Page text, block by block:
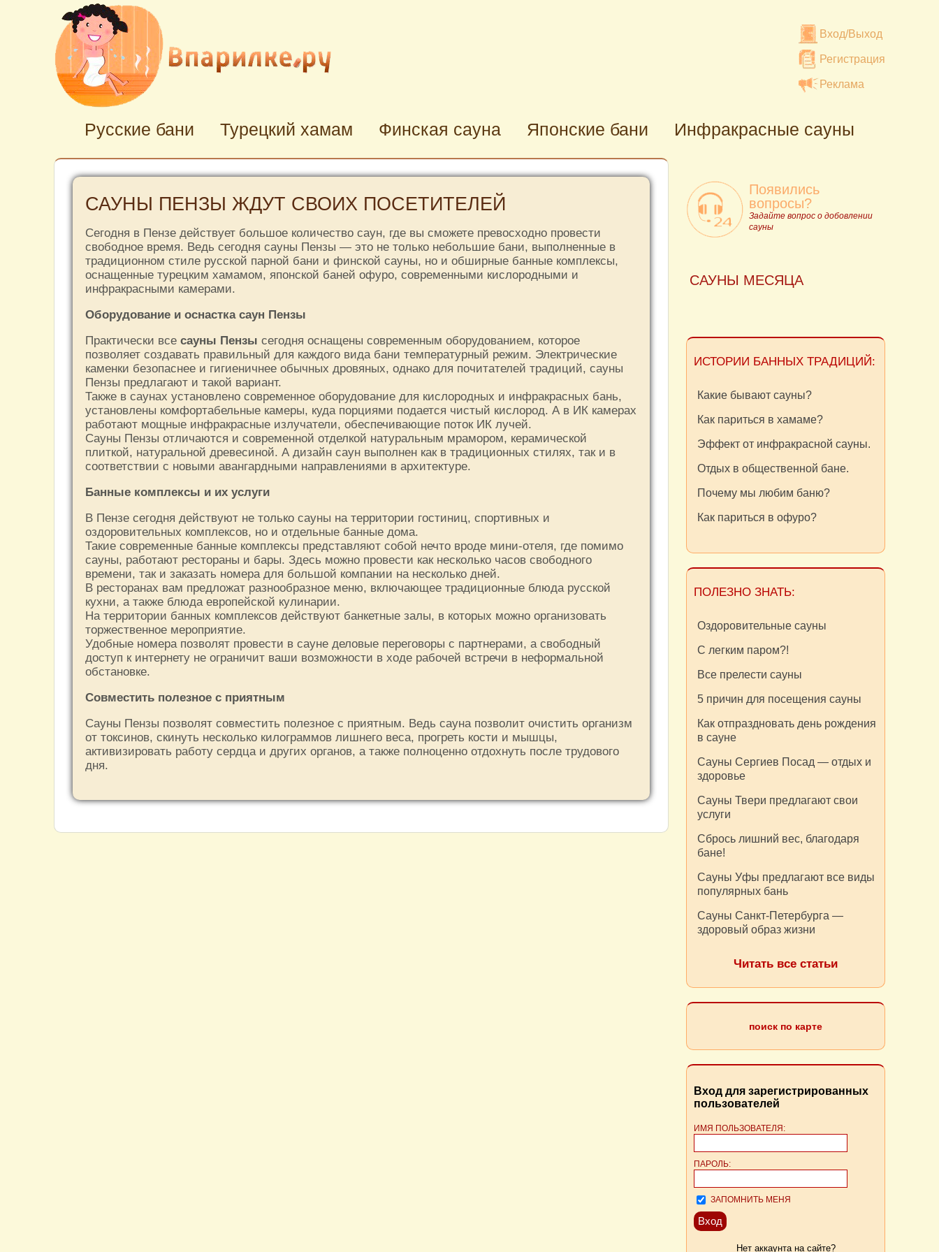
Вход/Выход
Регистрация
Реклама
Русские бани Турецкий хамам Финская сауна Японские бани Инфракрасные сауны
САУНЫ ПЕНЗЫ ЖДУТ СВОИХ ПОСЕТИТЕЛЕЙ
Сегодня в Пензе действует большое количество саун, где вы сможете превосходно провести
свободное время. Ведь сегодня сауны Пензы — это не только небольшие бани, выполненные в
традиционном стиле русской парной бани и финской сауны, но и обширные банные комплексы,
оснащенные турецким хамамом, японской баней офуро, современными кислородными и
инфракрасными камерами.
Оборудование и оснастка саун Пензы
Практически все сауны Пензы сегодня оснащены современным оборудованием, которое
позволяет создавать правильный для каждого вида бани температурный режим. Электрические
каменки безопаснее и гигиеничнее обычных дровяных, однако для почитателей традиций, сауны
Пензы предлагают и такой вариант.
Также в саунах установлено современное оборудование для кислородных и инфракрасных бань,
установлены комфортабельные камеры, куда порциями подается чистый кислород. А в ИК камерах
работают мощные инфракрасные излучатели, обеспечивающие поток ИК лучей.
Сауны Пензы отличаются и современной отделкой натуральным мрамором, керамической
плиткой, натуральной древесиной. А дизайн саун выполнен как в традиционных стилях, так и в
соответствии с новыми авангардными направлениями в архитектуре.
Банные комплексы и их услуги
В Пензе сегодня действуют не только сауны на территории гостиниц, спортивных и
оздоровительных комплексов, но и отдельные банные дома.
Такие современные банные комплексы представляют собой нечто вроде мини-отеля, где помимо
сауны, работают рестораны и бары. Здесь можно провести как несколько часов свободного
времени, так и заказать номера для большой компании на несколько дней.
В ресторанах вам предложат разнообразное меню, включающее традиционные блюда русской
кухни, а также блюда европейской кулинарии.
На территории банных комплексов действуют банкетные залы, в которых можно организовать
торжественное мероприятие.
Удобные номера позволят провести в сауне деловые переговоры с партнерами, а свободный
доступ к интернету не ограничит ваши возможности в ходе рабочей встречи в неформальной
обстановке.
Совместить полезное с приятным
Сауны Пензы позволят совместить полезное с приятным. Ведь сауна позволит очистить организм
от токсинов, скинуть несколько килограммов лишнего веса, прогреть кости и мышцы,
активизировать работу сердца и других органов, а также полноценно отдохнуть после трудового
дня.
Появились
вопросы?
Задайте вопрос о добовлении
сауны
САУНЫ МЕСЯЦА
ИСТОРИИ БАННЫХ ТРАДИЦИЙ:
Какие бывают сауны?
Как париться в хамаме?
Эффект от инфракрасной сауны.
Отдых в общественной бане.
Почему мы любим баню?
Как париться в офуро?
ПОЛЕЗНО ЗНАТЬ:
Оздоровительные сауны
С легким паром?!
Все прелести сауны
5 причин для посещения сауны
Как отпраздновать день рождения
в сауне
Сауны Сергиев Посад — отдых и
здоровье
Сауны Твери предлагают свои
услуги
Сбрось лишний вес, благодаря
бане!
Сауны Уфы предлагают все виды
популярных бань
Сауны Санкт-Петербурга —
здоровый образ жизни
Читать все статьи
поиск по карте
Вход для зарегистрированных
пользователей
ИМЯ ПОЛЬЗОВАТЕЛЯ:
ПАРОЛЬ:
ЗАПОМНИТЬ МЕНЯ
Нет аккаунта на сайте?